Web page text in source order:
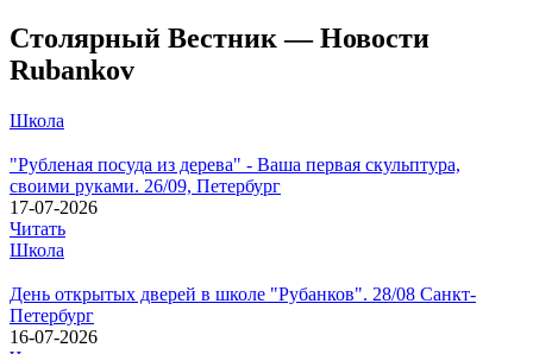
Столярный Вестник — Новости
Rubankov
Школа
"Рубленая посуда из дерева" - Ваша первая скульптура,
своими руками. 26/09, Петербург
17-07-2026
Читать
Школа
День открытых дверей в школе "Рубанков". 28/08 Санкт-
Петербург
16-07-2026